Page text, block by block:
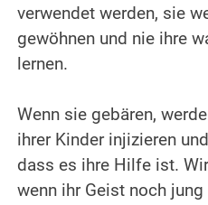
verwendet werden, sie
gewöhnen und nie ihre
lernen.
Wenn sie gebären,
ihrer Kinder injizieren
dass es ihre Hilfe ist.
wenn ihr Geist noch